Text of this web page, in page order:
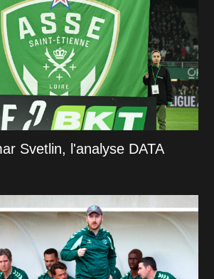
Svetlin, l'analyse DATA